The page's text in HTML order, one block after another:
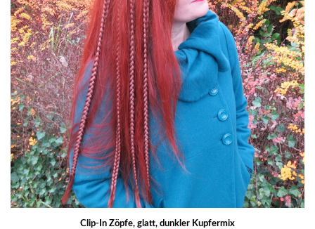
Clip-In Zöpfe, glatt, dunkler Kupfermix